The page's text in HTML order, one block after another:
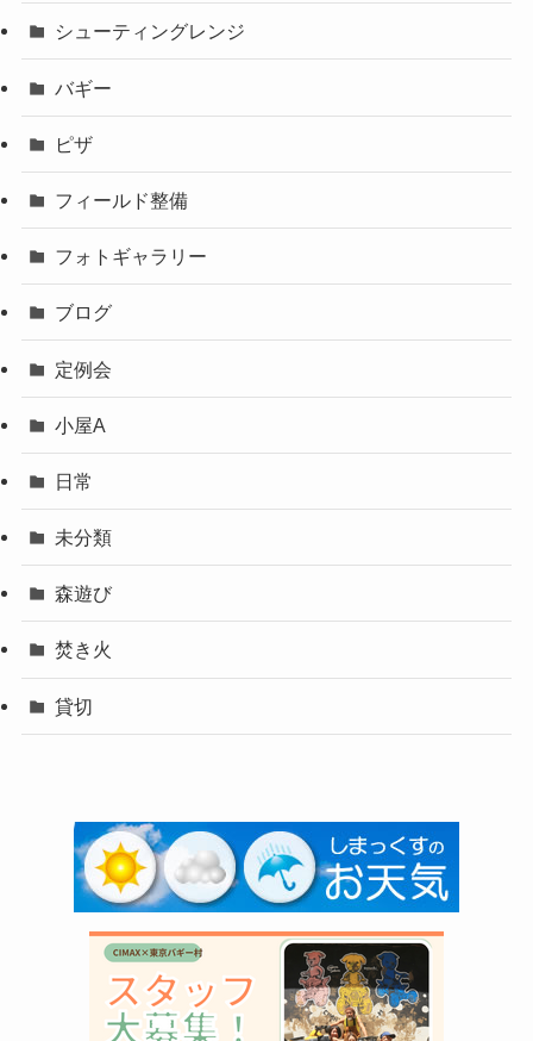
シューティングレンジ
バギー
ピザ
フィールド整備
フォトギャラリー
ブログ
定例会
小屋A
日常
未分類
森遊び
焚き火
貸切